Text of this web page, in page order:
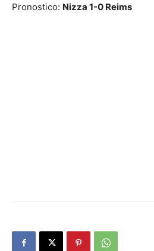
Pronostico: Nizza 1-0 Reims